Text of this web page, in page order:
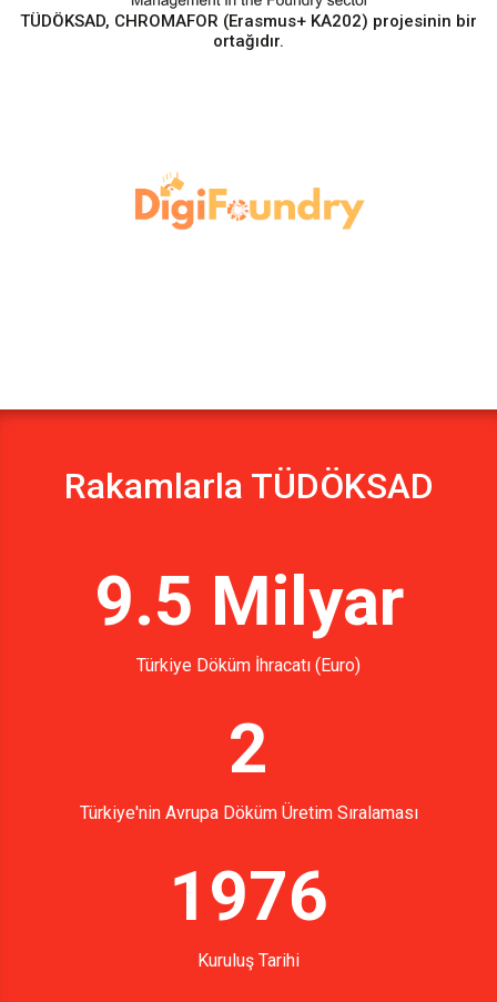
TÜDÖKSAD, CHROMAFOR (Erasmus+ KA202) projesinin bir
ortağıdır.
Rakamlarla TÜDÖKSAD
9.5 Milyar
Türkiye Döküm İhracatı (Euro)
2
Türkiye'nin Avrupa Döküm Üretim Sıralaması
1976
Kuruluş Tarihi